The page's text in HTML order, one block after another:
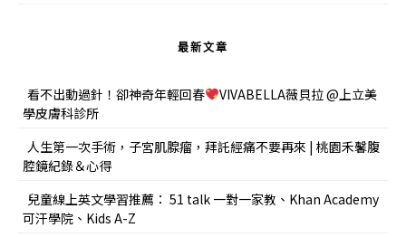
最新文章
看不出動過針！卻神奇年輕回春
VIVABELLA薇貝拉 @上立美
學皮膚科診所
人生第一次手術，子宮肌腺瘤，拜託經痛不要再來 | 桃園禾馨腹
腔鏡紀錄＆心得
兒童線上英文學習推薦： 51 talk 一對一家教、Khan Academy
可汗學院、Kids A-Z